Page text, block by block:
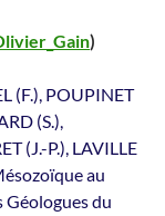
)
(F.), POUPINET
(S.),
(J.-P.), LAVILLE
au
Géologues du